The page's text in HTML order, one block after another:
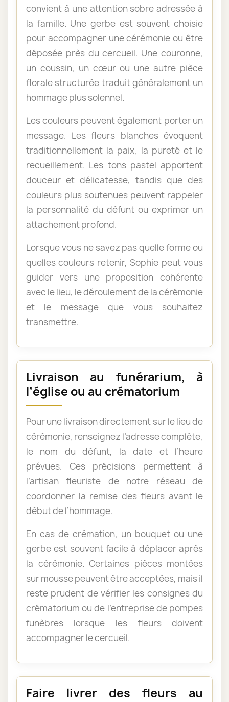
convient à une attention sobre adressée à
la famille. Une gerbe est souvent choisie
pour accompagner une cérémonie ou être
déposée près du cercueil. Une couronne,
un coussin, un cœur ou une autre pièce
florale structurée traduit généralement un
hommage plus solennel.
Les couleurs peuvent également porter un
message. Les fleurs blanches évoquent
traditionnellement la paix, la pureté et le
recueillement. Les tons pastel apportent
douceur et délicatesse, tandis que des
couleurs plus soutenues peuvent rappeler
la personnalité du défunt ou exprimer un
attachement profond.
Lorsque vous ne savez pas quelle forme ou
quelles couleurs retenir, Sophie peut vous
guider vers une proposition cohérente
avec le lieu, le déroulement de la cérémonie
et le message que vous souhaitez
transmettre.
Livraison au funérarium, à
l’église ou au crématorium
Pour une livraison directement sur le lieu de
cérémonie, renseignez l’adresse complète,
le nom du défunt, la date et l’heure
prévues. Ces précisions permettent à
l’artisan fleuriste de notre réseau de
coordonner la remise des fleurs avant le
début de l’hommage.
En cas de crémation, un bouquet ou une
gerbe est souvent facile à déplacer après
la cérémonie. Certaines pièces montées
sur mousse peuvent être acceptées, mais il
reste prudent de vérifier les consignes du
crématorium ou de l’entreprise de pompes
funèbres lorsque les fleurs doivent
accompagner le cercueil.
Faire livrer des fleurs au